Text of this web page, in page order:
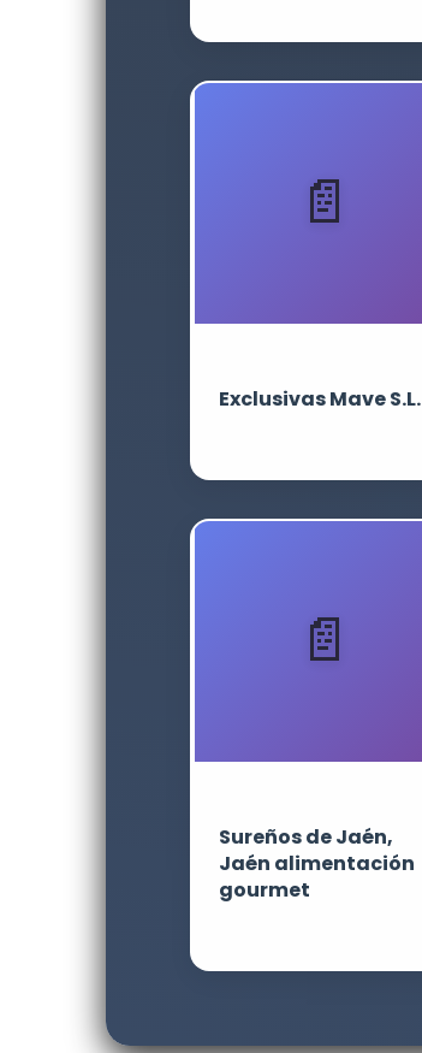
Exclusivas Mave S.L.
Sureños de Jaén,
Jaén alimentación
gourmet